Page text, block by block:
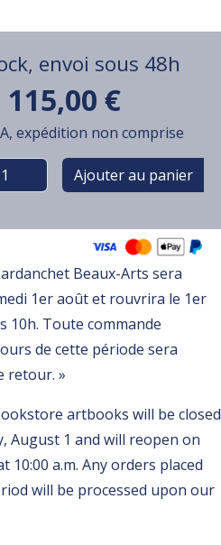
envoi sous 48h
115,00 €
expédition non comprise
Beaux-Arts sera
1er août et rouvrira le 1er
10h. Toute commande
de cette période sera
retour. »
artbooks will be closed
August 1 and will reopen on
10:00 a.m. Any orders placed
will be processed upon our